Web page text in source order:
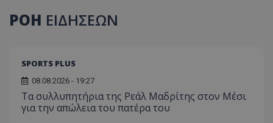
ΡΟΗ ΕΙΔΗΣΕΩΝ
SPORTS PLUS
08.08.2026 - 19:27
Τα συλλυπητήρια της Ρεάλ Μαδρίτης στον Μέσι
για την απώλεια του πατέρα του